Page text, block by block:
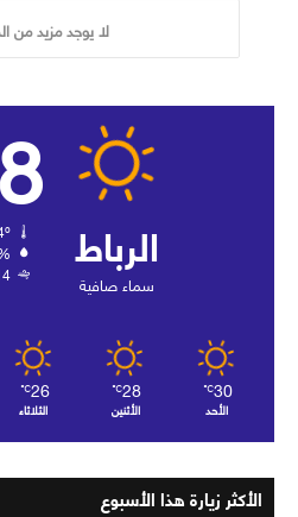
لا يوجد مزيد من
الرباط
سماء صافية
30
℃
الأحد
28
℃
الأثنين
26
℃
الثلاثاء
الأكثر زيارة هذا الأسبوع